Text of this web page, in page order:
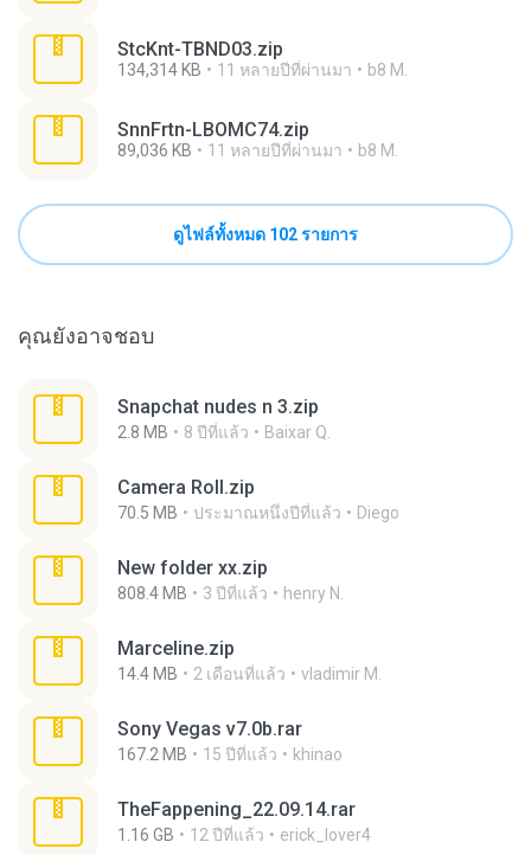
StcKnt-TBND03.zip
134,314 KB 11 หลายปีที่ผ่านมา b8 M.
SnnFrtn-LBOMC74.zip
89,036 KB 11 หลายปีที่ผ่านมา b8 M.
ดูไฟล์ทั้งหมด 102 รายการ
คุณยังอาจชอบ
Snapchat nudes n 3.zip
2.8 MB 8 ปีที่แล้ว Baixar Q.
Camera Roll.zip
70.5 MB ประมาณหนึ่งปีที่แล้ว Diego
New folder xx.zip
808.4 MB 3 ปีที่แล้ว henry N.
Marceline.zip
14.4 MB 2 เดือนที่แล้ว vladimir M.
Sony Vegas v7.0b.rar
167.2 MB 15 ปีที่แล้ว khinao
TheFappening_22.09.14.rar
1.16 GB 12 ปีที่แล้ว erick_lover4